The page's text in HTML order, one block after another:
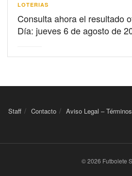
LOTERIAS
Consulta ahora el resultado
Día: jueves 6 de agosto de
Staff Contacto Aviso Legal –
© 2026 Futbolete